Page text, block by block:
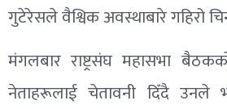
गुटेरेसले वैश्विक अवस्थाबारे गहिरो
मंगलबार राष्ट्रसंघ महासभा
नेताहरूलाई चेतावनी दिँदै उनले